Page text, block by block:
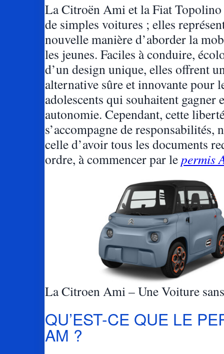
La Citroën Ami et la Fiat Topolino
de simples voitures ; elles
nouvelle manière d’aborder la
les jeunes. Faciles à conduire,
d’un design unique, elles offrent
alternative sûre et innovante pour
adolescents qui souhaitent gagner
autonomie. Cependant, cette
s’accompagne de responsabilités,
celle d’avoir tous les documents
ordre, à commencer par lepermis
La Citroen Ami – Une Voiture
QU’EST-CE QUE LE
AM ?